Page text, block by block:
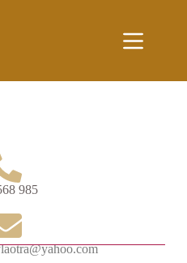
985